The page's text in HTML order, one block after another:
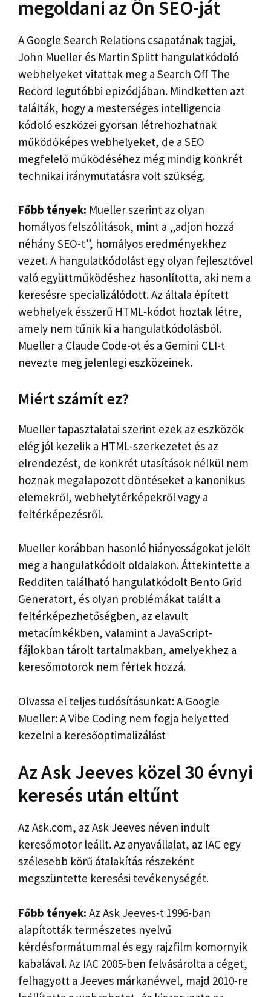
megoldani az Ön SEO-ját
A Google Search Relations csapatának tagjai,
John Mueller és Martin Splitt hangulatkódoló
webhelyeket vitattak meg a Search Off The
Record legutóbbi epizódjában. Mindketten azt
találták, hogy a mesterséges intelligencia
kódoló eszközei gyorsan létrehozhatnak
működőképes webhelyeket, de a SEO
megfelelő működéséhez még mindig konkrét
technikai iránymutatásra volt szükség.
Főbb tények: Mueller szerint az olyan
homályos felszólítások, mint a „adjon hozzá
néhány SEO-t”, homályos eredményekhez
vezet. A hangulatkódolást egy olyan fejlesztővel
való együttműködéshez hasonlította, aki nem a
keresésre specializálódott. Az általa épített
webhelyek ésszerű HTML-kódot hoztak létre,
amely nem tűnik ki a hangulatkódolásból.
Mueller a Claude Code-ot és a Gemini CLI-t
nevezte meg jelenlegi eszközeinek.
Miért számít ez?
Mueller tapasztalatai szerint ezek az eszközök
elég jól kezelik a HTML-szerkezetet és az
elrendezést, de konkrét utasítások nélkül nem
hoznak megalapozott döntéseket a kanonikus
elemekről, webhelytérképekről vagy a
feltérképezésről.
Mueller korábban hasonló hiányosságokat jelölt
meg a hangulatkódolt oldalakon. Áttekintette a
Redditen található hangulatkódolt Bento Grid
Generatort, és olyan problémákat talált a
feltérképezhetőségben, az elavult
metacímkékben, valamint a JavaScript-
fájlokban tárolt tartalmakban, amelyekhez a
keresőmotorok nem fértek hozzá.
Olvassa el teljes tudósításunkat: A Google
Mueller: A Vibe Coding nem fogja helyetted
kezelni a keresőoptimalizálást
Az Ask Jeeves közel 30 évnyi
keresés után eltűnt
Az Ask.com, az Ask Jeeves néven indult
keresőmotor leállt. Az anyavállalat, az IAC egy
szélesebb körű átalakítás részeként
megszüntette keresési tevékenységét.
Főbb tények: Az Ask Jeeves-t 1996-ban
alapították természetes nyelvű
kérdésformátummal és egy rajzfilm komornyik
kabalával. Az IAC 2005-ben felvásárolta a céget,
felhagyott a Jeeves márkanévvel, majd 2010-re